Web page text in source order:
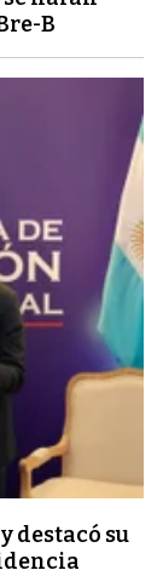
B
destacó su